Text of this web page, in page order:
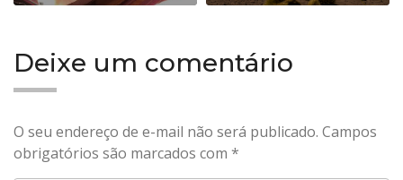
Deixe um comentário
O seu endereço de e-mail não será publicado. Campos
obrigatórios são marcados com *